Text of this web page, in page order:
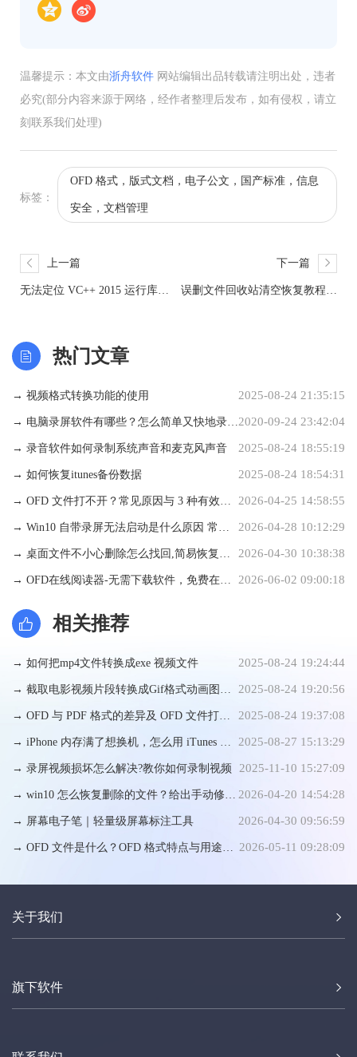
温馨提示：本文由浙舟软件 网站编辑出品转载请注明出处，违者
必究(部分内容来源于网络，经作者整理后发布，如有侵权，请立
刻联系我们处理)
标签：
OFD 格式，版式文档，电子公文，国产标准，信息
安全，文档管理
上一篇
无法定位 VC++ 2015 运行库怎
下一篇
误删文件回收站清空恢复教程：
热门文章
→ 视频格式转换功能的使用 2025-08-24 21:35:15
→ 电脑录屏软件有哪些？怎么简单又快地录制
视频？
2020-09-24 23:42:04
→ 录音软件如何录制系统声音和麦克风声音 2025-08-24 18:55:19
→ 如何恢复itunes备份数据 2025-08-24 18:54:31
→ OFD 文件打不开？常见原因与 3 种有效解
决方法
2026-04-25 14:58:55
→ Win10 自带录屏无法启动是什么原因 常规
修复方法
2026-04-28 10:12:29
→ 桌面文件不小心删除怎么找回,简易恢复方
法
2026-04-30 10:38:38
→ OFD在线阅读器-无需下载软件，免费在线
阅读器
2026-06-02 09:00:18
相关推荐
→ 如何把mp4文件转换成exe 视频文件 2025-08-24 19:24:44
→ 截取电影视频片段转换成Gif格式动画图片
的工具软件 (AVI/MKV/MP4)
2025-08-24 19:20:56
→ OFD 与 PDF 格式的差异及 OFD 文件打开
方式
2025-08-24 19:37:08
→ iPhone 内存满了想换机，怎么用 iTunes 备
份数据才靠谱？
2025-08-27 15:13:29
→ 录屏视频损坏怎么解决?教你如何录制视频 2025-11-10 15:27:09
→ win10 怎么恢复删除的文件？给出手动修复
方法
2026-04-20 14:54:28
→ 屏幕电子笔｜轻量级屏幕标注工具 2026-04-30 09:56:59
→ OFD 文件是什么？OFD 格式特点与用途详 2026-05-11 09:28:09
关于我们
旗下软件